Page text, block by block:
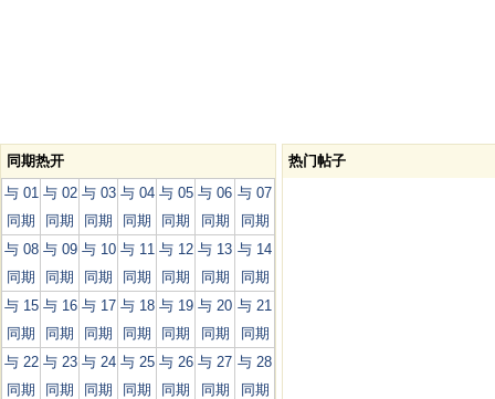
同期热开
与 01
同期
与 02
同期
与 03
同期
与 04
同期
与 05
同期
与 06
同期
与 07
同期
与 08
同期
与 09
同期
与 10
同期
与 11
同期
与 12
同期
与 13
同期
与 14
同期
与 15
同期
与 16
同期
与 17
同期
与 18
同期
与 19
同期
与 20
同期
与 21
同期
与 22
同期
与 23
同期
与 24
同期
与 25
同期
与 26
同期
与 27
同期
与 28
同期
热门帖子